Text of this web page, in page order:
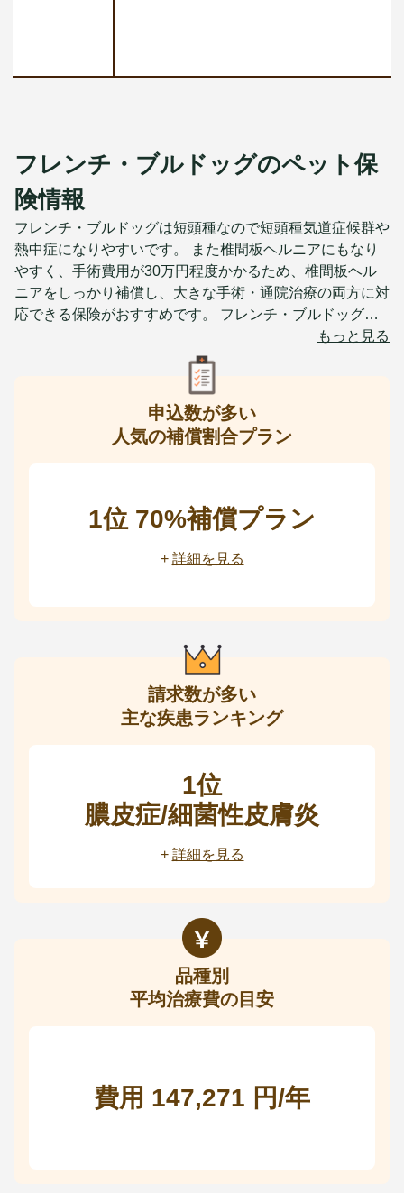
フレンチ・ブルドッグのペット保
険情報
フレンチ・ブルドッグは短頭種なので短頭種気道症候群や
熱中症になりやすいです。 また椎間板ヘルニアにもなり
やすく、手術費用が30万円程度かかるため、椎間板ヘル
ニアをしっかり補償し、大きな手術・通院治療の両方に対
応できる保険がおすすめです。 フレンチ・ブルドッグの
平均寿命は10~14歳程度と他の小型犬よりは短命な傾向に
あります。熱中症や椎間板ヘルニア、短頭種気道症候群等
のかかりやすい病気も多いですので、出来るだけお迎えし
てすぐに保険に加入しておくと、万が一の際にも安心で
もっと見る
申込数が多い
人気の補償割合プラン
1位 70%補償プラン
+ 詳細を見る
請求数が多い
主な疾患ランキング
1位
膿皮症/細菌性皮膚炎
+ 詳細を見る
品種別
平均治療費の目安
費用 147,271 円/年